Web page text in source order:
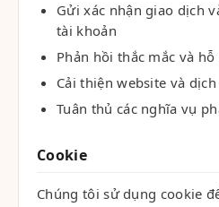
Gửi xác nhận giao dịch
tài khoản
Phản hồi thắc mắc và
Cải thiện website và
Tuân thủ các nghĩa vụ
Cookie
Chúng tôi sử dụng cookie